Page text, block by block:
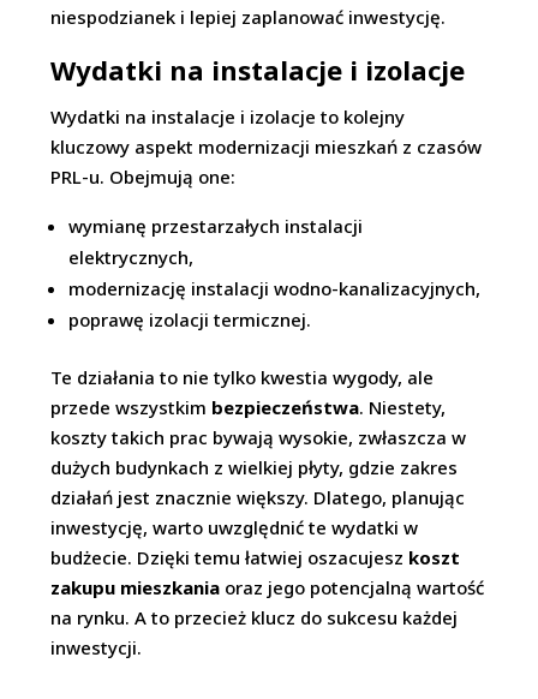
niespodzianek i lepiej zaplanować inwestycję.
Wydatki na instalacje i izolacje
Wydatki na instalacje i izolacje to kolejny
kluczowy aspekt modernizacji mieszkań z czasów
PRL-u. Obejmują one:
wymianę przestarzałych instalacji
elektrycznych,
modernizację instalacji wodno-kanalizacyjnych,
poprawę izolacji termicznej.
Te działania to nie tylko kwestia wygody, ale
przede wszystkim bezpieczeństwa. Niestety,
koszty takich prac bywają wysokie, zwłaszcza w
dużych budynkach z wielkiej płyty, gdzie zakres
działań jest znacznie większy. Dlatego, planując
inwestycję, warto uwzględnić te wydatki w
budżecie. Dzięki temu łatwiej oszacujesz koszt
zakupu mieszkania oraz jego potencjalną wartość
na rynku. A to przecież klucz do sukcesu każdej
inwestycji.